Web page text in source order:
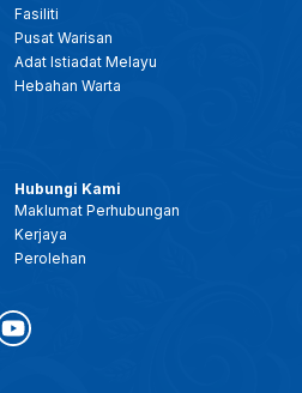
Fasiliti
Pusat Warisan
Adat Istiadat Melayu
Hebahan Warta
Hubungi Kami
Maklumat Perhubungan
Kerjaya
Perolehan